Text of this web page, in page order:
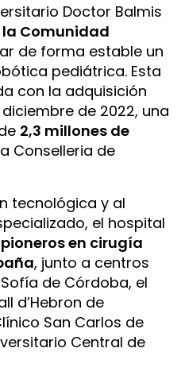
Doctor Balmis
Comunidad
de forma estable un
pediátrica. Esta
con la adquisición
de 2022, una
2,3 millones de
Conselleria de
tecnológica y al
el hospital
pioneros en cirugía
, junto a centros
de Córdoba, el
d’Hebron de
San Carlos de
Central de